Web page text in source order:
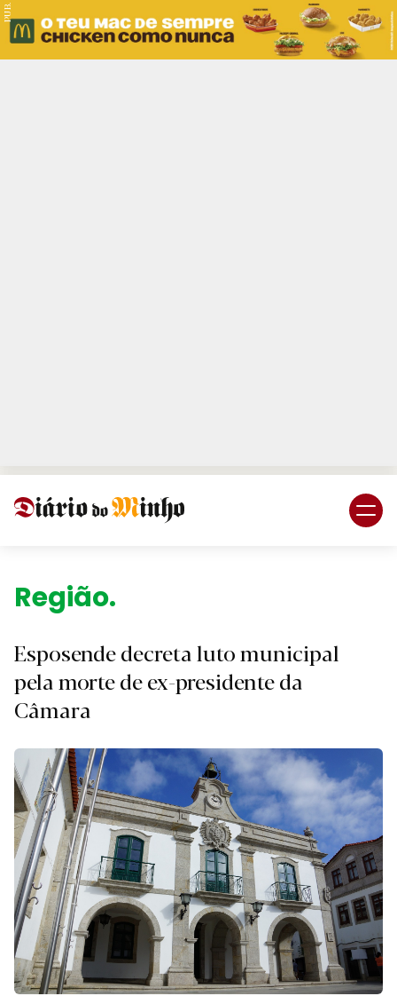
PUB.
Região.
Esposende decreta luto municipal
pela morte de ex-presidente da
Câmara